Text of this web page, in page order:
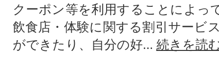
クーポン等を利用することによっ
飲食店・体験に関する割引サービ
ができたり、自分の好... 続きを読